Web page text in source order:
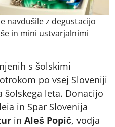
navdušile z degustacijo
in mini ustvarjalnimi
s šolskimi
po vsej Sloveniji
šolskega leta. Donacijo
in Spar Slovenija
in Aleš Popič, vodja